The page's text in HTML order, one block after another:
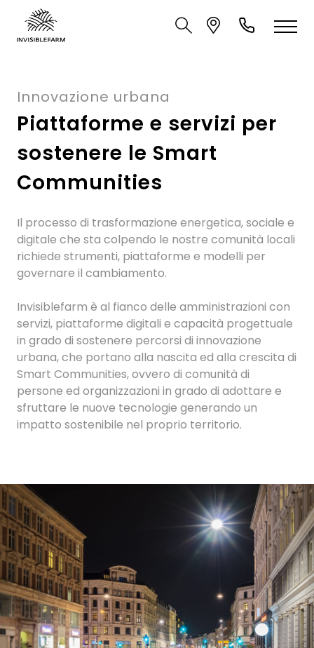
Innovazione urbana
Piattaforme e servizi per
sostenere le Smart
Communities
Il processo di trasformazione energetica, sociale e
digitale che sta colpendo le nostre comunità locali
richiede strumenti, piattaforme e modelli per
governare il cambiamento.
Invisiblefarm è al fianco delle amministrazioni con
servizi, piattaforme digitali e capacità progettuale
in grado di sostenere percorsi di innovazione
urbana, che portano alla nascita ed alla crescita di
Smart Communities, ovvero di comunità di
persone ed organizzazioni in grado di adottare e
sfruttare le nuove tecnologie generando un
impatto sostenibile nel proprio territorio.